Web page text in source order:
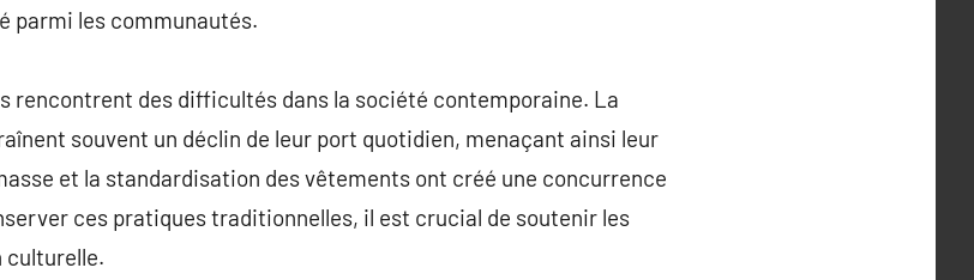
parmi les communautés.
rencontrent des difficultés dans la société contemporaine. La
souvent un déclin de leur port quotidien, menaçant ainsi leur
et la standardisation des vêtements ont créé une concurrence
ces pratiques traditionnelles, il est crucial de soutenir les
culturelle.